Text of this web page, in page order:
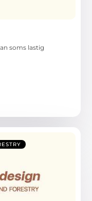
soms lastig